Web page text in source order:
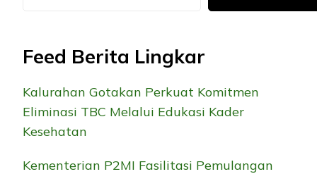
Feed Berita Lingkar
Kalurahan Gotakan Perkuat Komitmen
Eliminasi TBC Melalui Edukasi Kader
Kesehatan
Kementerian P2MI Fasilitasi Pemulangan